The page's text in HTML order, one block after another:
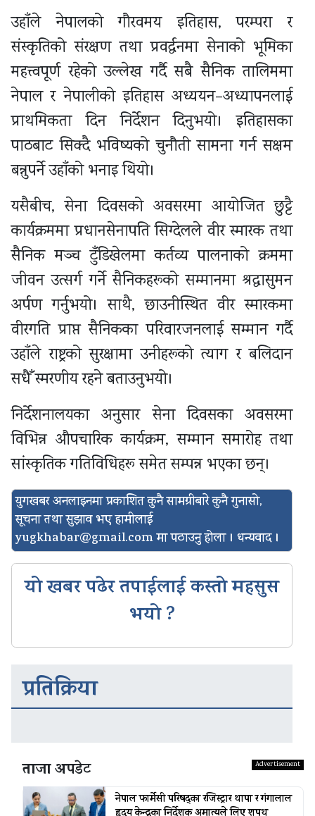
उहाँले नेपालको गौरवमय इतिहास, परम्परा र
संस्कृतिको संरक्षण तथा प्रवर्द्धनमा सेनाको भूमिका
महत्त्वपूर्ण रहेको उल्लेख गर्दै सबै सैनिक तालिममा
नेपाल र नेपालीको इतिहास अध्ययन–अध्यापनलाई
प्राथमिकता दिन निर्देशन दिनुभयो। इतिहासका
पाठबाट सिक्दै भविष्यको चुनौती सामना गर्न सक्षम
बन्नुपर्ने उहाँको भनाइ थियो।
यसैबीच, सेना दिवसको अवसरमा आयोजित छुट्टै
कार्यक्रममा प्रधानसेनापति सिग्देलले वीर स्मारक तथा
सैनिक मञ्च टुँडिखेलमा कर्तव्य पालनाको क्रममा
जीवन उत्सर्ग गर्ने सैनिकहरूको सम्मानमा श्रद्धासुमन
अर्पण गर्नुभयो। साथै, छाउनीस्थित वीर स्मारकमा
वीरगति प्राप्त सैनिकका परिवारजनलाई सम्मान गर्दै
उहाँले राष्ट्रको सुरक्षामा उनीहरूको त्याग र बलिदान
सधैँ स्मरणीय रहने बताउनुभयो।
निर्देशनालयका अनुसार सेना दिवसका अवसरमा
विभिन्न औपचारिक कार्यक्रम, सम्मान समारोह तथा
सांस्कृतिक गतिविधिहरू समेत सम्पन्न भएका छन्।
युगखबर अनलाइनमा प्रकाशित कुनै सामग्रीबारे कुनै गुनासो,
सूचना तथा सुझाव भए हामीलाई
yugkhabar@gmail.comमा पठाउनु होला । धन्यवाद ।
यो खबर पढेर तपाईलाई कस्तो महसुस
भयो ?
प्रतिक्रिया
ताजा अपडेट
नेपाल फार्मेसी परिषद्का रजिस्ट्रार थापा र गंगालाल